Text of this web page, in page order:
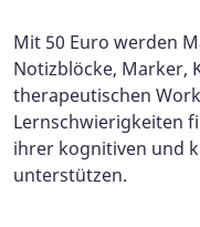
Mit 50 Euro werden
Notizblöcke, Marker,
therapeutischen
Lernschwierigkeiten
ihrer kognitiven und
unterstützen.